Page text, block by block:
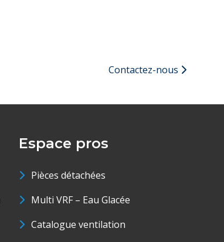
Contactez-nous
Espace pros
Pièces détachées
Multi VRF – Eau Glacée
Catalogue ventilation